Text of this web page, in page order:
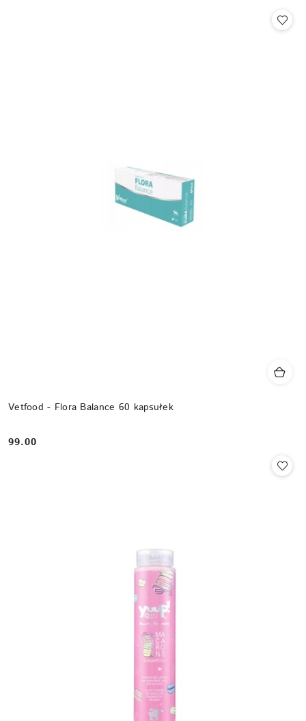
Vetfood - Flora Balance 60 kapsułek
Cena:
99.00